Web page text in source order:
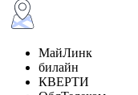
МайЛинк
билайн
КВЕРТИ